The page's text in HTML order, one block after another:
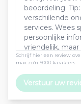
Schrijf hier een review
max zo’n 5000 karakters
Verstuur uw